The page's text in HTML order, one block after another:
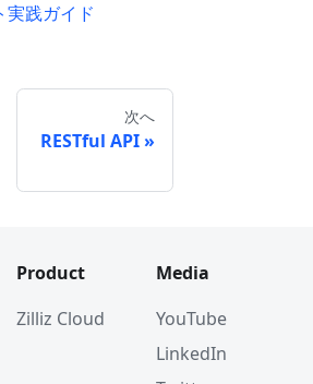
実践ガイド
次へ
RESTful API
Product
Zilliz Cloud
Media
YouTube
LinkedIn